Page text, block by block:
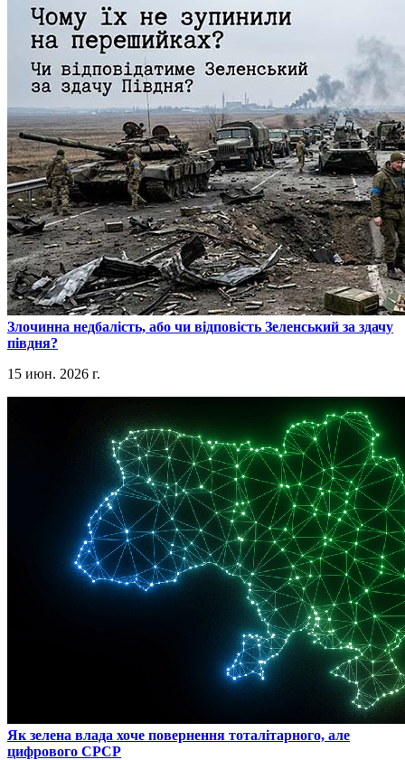
​Злочинна недбалість, або чи відповість Зеленський за здачу
півдня?
15 июн. 2026 г.
​Як зелена влада хоче повернення тоталітарного, але
цифрового СРСР